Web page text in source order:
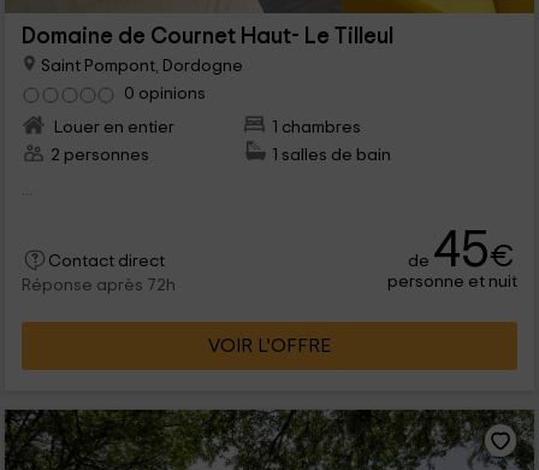
Domaine de Cournet Haut- Le Tilleul
Saint Pompont, Dordogne
0 opinions
Louer en entier
1 chambres
2 personnes
1 salles de bain
Contact direct
Réponse après 72h
de 45€
personne et nuit
VOIR L’OFFRE